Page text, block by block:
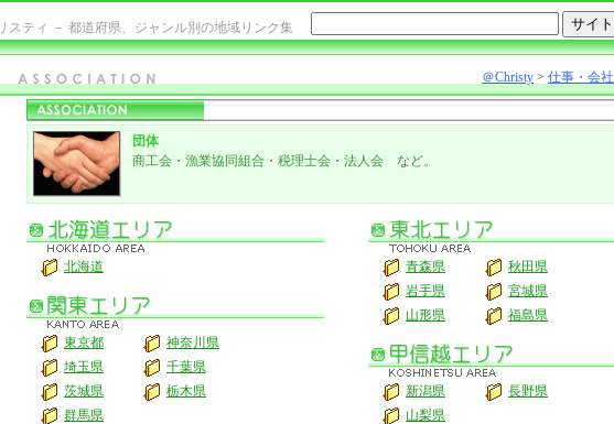
スティ － 都道府県、ジャンル別の地域リンク集
＠Christy > 仕事・会社
団体
商工会・漁業協同組合・税理士会・法人会 など。
北海道
東京都
神奈川県
埼玉県
千葉県
茨城県
栃木県
群馬県
青森県
秋田県
岩手県
宮城県
山形県
福島県
新潟県
長野県
山梨県